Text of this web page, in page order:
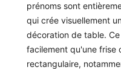
prénoms sont
qui crée visuellement
décoration de table.
facilement qu'une frise
rectangulaire,